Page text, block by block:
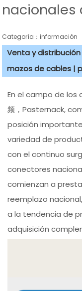
nacionales
Categoría：
Venta y
mazos de cables |
En el campo de
频，Pasternack,
posición
variedad de
con el continuo
conectores
comienzan a
reemplazo
a la tendencia de
adquisición